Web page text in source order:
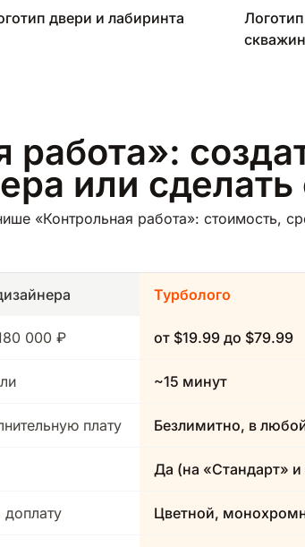
двери и лабиринта
или
«Контрольная работа»: стоимость,
Турболого
000 ₽ от $19.99 до $79.99
~15 минут
плату Безлимитно, в
Да (на «Стандарт» и
доплату Цветной,